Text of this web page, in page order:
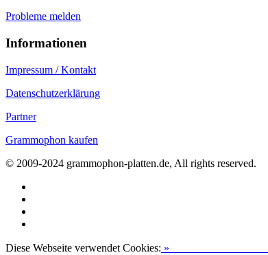
Probleme melden
Informationen
Impressum / Kontakt
Datenschutzerklärung
Partner
Grammophon kaufen
© 2009-2024 grammophon-platten.de, All rights reserved.
Diese Webseite verwendet Cookies: »